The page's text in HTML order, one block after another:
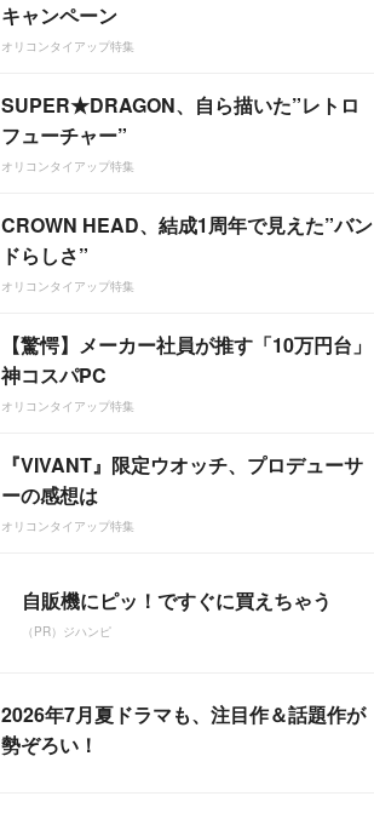
キャンペーン
オリコンタイアップ特集
SUPER★DRAGON、自ら描いた”レトロ
フューチャー”
オリコンタイアップ特集
CROWN HEAD、結成1周年で見えた”バン
ドらしさ”
オリコンタイアップ特集
【驚愕】メーカー社員が推す「10万円台」
神コスパPC
オリコンタイアップ特集
『VIVANT』限定ウオッチ、プロデューサ
ーの感想は
オリコンタイアップ特集
自販機にピッ！ですぐに買えちゃう
（PR）ジハンピ
2026年7月夏ドラマも、注目作＆話題作が
勢ぞろい！